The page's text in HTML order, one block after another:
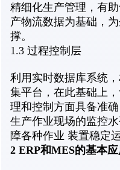
精细化生产管理，有
产物流数据为基础，
撑。
1.3 过程控制层
利用实时数据库系统
集平台，在此基础上
理和控制方面具备准
生产作业现场的监控
障各种作业 装置稳定
2 ERP和MES的基本应